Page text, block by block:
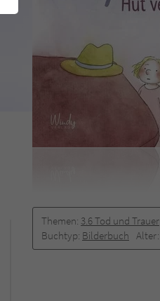
Themen: 3.6 Tod und Trauer
Buchtyp: Bilderbuch Alter: